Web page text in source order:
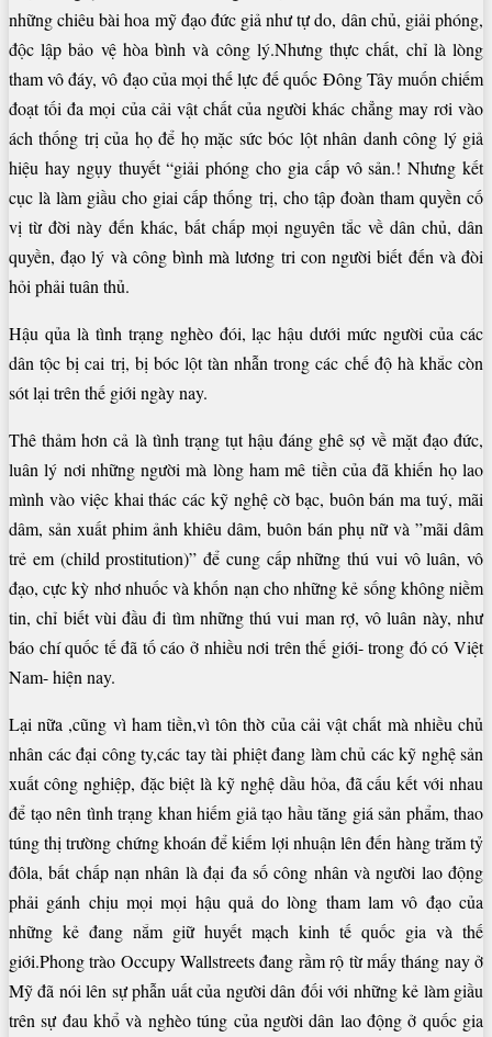
những chiêu bài hoa mỹ đạo đức giả như tự do, dân chủ, giải phóng,
độc lập bảo vệ hòa bình và công lý.Nhưng thực chất, chỉ là lòng
tham vô đáy, vô đạo của mọi thế lực đế quốc Đông Tây muốn chiếm
đoạt tối đa mọi của cải vật chất của người khác chẳng may rơi vào
ách thống trị của họ để họ mặc sức bóc lột nhân danh công lý giả
hiệu hay ngụy thuyết “giải phóng cho gia cấp vô sản.! Nhưng kết
cục là làm giầu cho giai cấp thống trị, cho tập đoàn tham quyền cố
vị từ đời này đến khác, bất chấp mọi nguyên tắc về dân chủ, dân
quyền, đạo lý và công bình mà lương tri con người biết đến và đòi
hỏi phải tuân thủ.
Hậu qủa là tình trạng nghèo đói, lạc hậu dưới mức người của các
dân tộc bị cai trị, bị bóc lột tàn nhẫn trong các chế độ hà khắc còn
sót lại trên thế giới ngày nay.
Thê thảm hơn cả là tình trạng tụt hậu đáng ghê sợ về mặt đạo đức,
luân lý nơi những người mà lòng ham mê tiền của đã khiến họ lao
mình vào việc khai thác các kỹ nghệ cờ bạc, buôn bán ma tuý, mãi
dâm, sản xuất phim ảnh khiêu dâm, buôn bán phụ nữ và ”mãi dâm
trẻ em (child prostitution)” để cung cấp những thú vui vô luân, vô
đạo, cực kỳ nhơ nhuốc và khốn nạn cho những kẻ sống không niềm
tin, chỉ biết vùi đầu đi tìm những thú vui man rợ, vô luân này, như
báo chí quốc tế đã tố cáo ở nhiều nơi trên thế giới- trong đó có Việt
Nam- hiện nay.
Lại nữa ,cũng vì ham tiền,vì tôn thờ của cải vật chất mà nhiều chủ
nhân các đại công ty,các tay tài phiệt đang làm chủ các kỹ nghệ sản
xuất công nghiệp, đặc biệt là kỹ nghệ dầu hỏa, đã cấu kết với nhau
để tạo nên tình trạng khan hiếm giả tạo hầu tăng giá sản phẩm, thao
túng thị trường chứng khoán để kiếm lợi nhuận lên đến hàng trăm tỷ
đôla, bất chấp nạn nhân là đại đa số công nhân và người lao động
phải gánh chịu mọi mọi hậu quả do lòng tham lam vô đạo của
những kẻ đang nắm giữ huyết mạch kinh tế quốc gia và thế
giới.Phong trào Occupy Wallstreets đang rầm rộ từ mấy tháng nay ở
Mỹ đã nói lên sự phẫn uất của người dân đối với những kẻ làm giầu
trên sự đau khổ và nghèo túng của người dân lao động ở quốc gia